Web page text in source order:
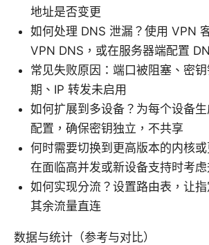
地址是否变更
如何处理 DNS 泄漏？使用 VPN
VPN DNS，或在服务器端配置
常见失败原因：端口被阻塞、密
期、IP 转发未启用
如何扩展到多设备？为每个设备
配置，确保密钥独立，不共享
何时需要切换到更高版本的内核
在面临高并发或新设备支持时考虑
如何实现分流？设置路由表，让指
其余流量直连
数据与统计（参考与对比）